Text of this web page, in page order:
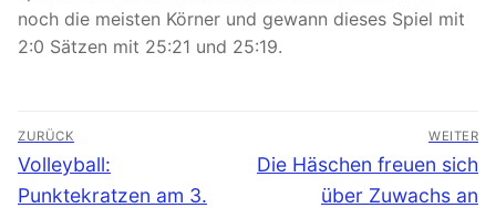
noch die meisten Körner und gewann dieses Spiel mit
2:0 Sätzen mit 25:21 und 25:19.
Beitragsnavigation
ZURÜCK
Vorheriger
Beitrag:
Volleyball:
Punktekratzen am 3.
WEITER
Nächster
Die Häschen freuen sich
über Zuwachs an